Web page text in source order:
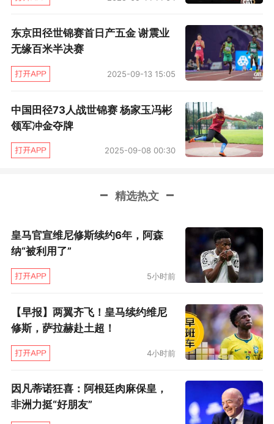
第二次拥有钻石联赛总决赛桂冠的中国选手。
更要为巩立姣竖起大拇指，前三次投掷都未过19
米50，不过最后三掷展现强势战斗力，分别有19
米90、19米73和20米31，不仅以20米31完成总
决赛三连冠伟业，也打破20米23的赛会纪录，美
国选手艾利和德国的斯瓦尼茨以19米68和19米37
收获冠亚军。
东京田径世锦赛首日产五金 谢震业
无缘百米半决赛
2025-09-13 15:05
中国田径73人战世锦赛 杨家玉冯彬
领军冲金夺牌
2025-09-08 00:30
精选热文
皇马官宣维尼修斯续约6年，阿森
纳“被利用了”
5小时前
【早报】两翼齐飞！皇马续约维尼
修斯，萨拉赫赴土超！
4小时前
因凡蒂诺狂喜：阿根廷肉麻保皇，
非洲力挺“好朋友”